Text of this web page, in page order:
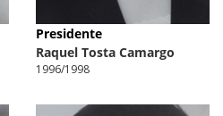
Presidente
Raquel Tosta Camargo
1996/1998